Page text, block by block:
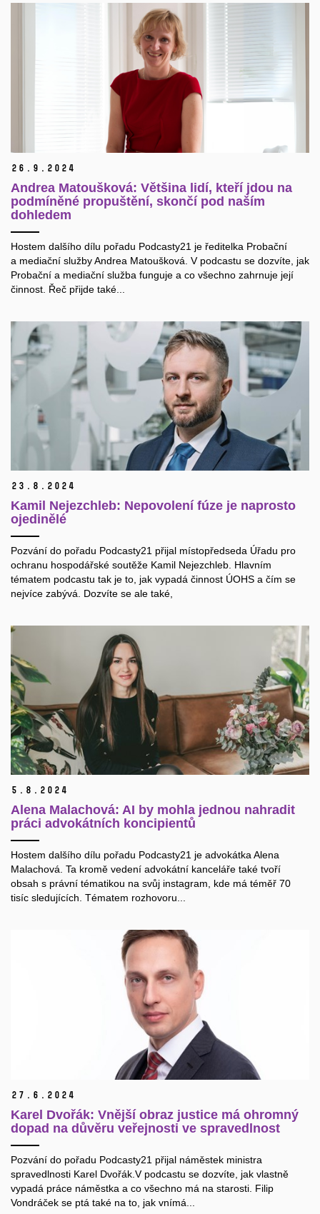
26. 9. 2024
Andrea Matoušková: Většina lidí, kteří jdou na
podmíněné propuštění, skončí pod naším
dohledem
Hostem dalšího dílu pořadu Podcasty21 je ředitelka Probační
a mediační služby Andrea Matoušková. V podcastu se dozvíte, jak
Probační a mediační služba funguje a co všechno zahrnuje její
činnost. Řeč přijde také...
23. 8. 2024
Kamil Nejezchleb: Nepovolení fúze je naprosto
ojedinělé
Pozvání do pořadu Podcasty21 přijal místopředseda Úřadu pro
ochranu hospodářské soutěže Kamil Nejezchleb. Hlavním
tématem podcastu tak je to, jak vypadá činnost ÚOHS a čím se
nejvíce zabývá. Dozvíte se ale také,
5. 8. 2024
Alena Malachová: AI by mohla jednou nahradit
práci advokátních koncipientů
Hostem dalšího dílu pořadu Podcasty21 je advokátka Alena
Malachová. Ta kromě vedení advokátní kanceláře také tvoří
obsah s právní tématikou na svůj instagram, kde má téměř 70
tisíc sledujících. Tématem rozhovoru...
27. 6. 2024
Karel Dvořák: Vnější obraz justice má ohromný
dopad na důvěru veřejnosti ve spravedlnost
Pozvání do pořadu Podcasty21 přijal náměstek ministra
spravedlnosti Karel Dvořák.V podcastu se dozvíte, jak vlastně
vypadá práce náměstka a co všechno má na starosti. Filip
Vondráček se ptá také na to, jak vnímá...